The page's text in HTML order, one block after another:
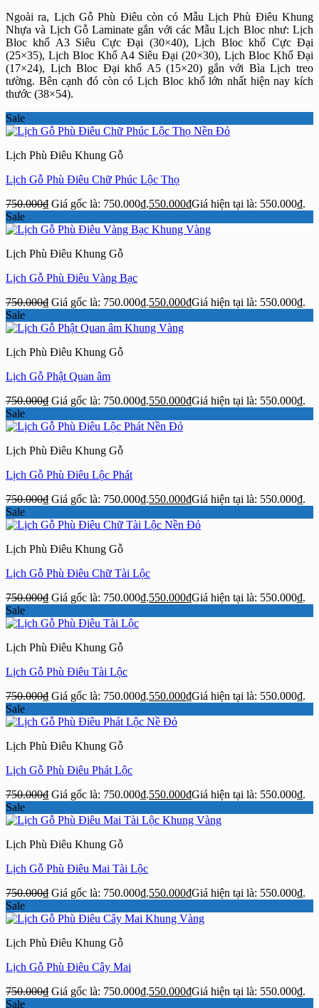
Ngoài ra, Lịch Gỗ Phù Điêu còn có Mẫu Lịch Phù Điêu Khung
Nhựa và Lịch Gỗ Laminate gắn với các Mẫu Lịch Bloc như: Lịch
Bloc khổ A3 Siêu Cực Đại (30×40), Lịch Bloc khổ Cực Đại
(25×35), Lịch Bloc Khổ A4 Siêu Đại (20×30), Lịch Bloc Khổ Đại
(17×24), Lịch Bloc Đại khổ A5 (15×20) gắn với Bìa Lịch treo
tường. Bên cạnh đó còn có Lịch Bloc khổ lớn nhất hiện nay kích
thước (38×54).
Sale
Lịch Phù Điêu Khung Gỗ
Lịch Gỗ Phù Điêu Chữ Phúc Lộc Thọ
750.000₫ Giá gốc là: 750.000₫.550.000₫Giá hiện tại là: 550.000₫.
Sale
Lịch Phù Điêu Khung Gỗ
Lịch Gỗ Phù Điêu Vàng Bạc
750.000₫ Giá gốc là: 750.000₫.550.000₫Giá hiện tại là: 550.000₫.
Sale
Lịch Phù Điêu Khung Gỗ
Lịch Gỗ Phật Quan âm
750.000₫ Giá gốc là: 750.000₫.550.000₫Giá hiện tại là: 550.000₫.
Sale
Lịch Phù Điêu Khung Gỗ
Lịch Gỗ Phù Điêu Lộc Phát
750.000₫ Giá gốc là: 750.000₫.550.000₫Giá hiện tại là: 550.000₫.
Sale
Lịch Phù Điêu Khung Gỗ
Lịch Gỗ Phù Điêu Chữ Tài Lộc
750.000₫ Giá gốc là: 750.000₫.550.000₫Giá hiện tại là: 550.000₫.
Sale
Lịch Phù Điêu Khung Gỗ
Lịch Gỗ Phù Điêu Tài Lộc
750.000₫ Giá gốc là: 750.000₫.550.000₫Giá hiện tại là: 550.000₫.
Sale
Lịch Phù Điêu Khung Gỗ
Lịch Gỗ Phù Điêu Phát Lộc
750.000₫ Giá gốc là: 750.000₫.550.000₫Giá hiện tại là: 550.000₫.
Sale
Lịch Phù Điêu Khung Gỗ
Lịch Gỗ Phù Điêu Mai Tài Lộc
750.000₫ Giá gốc là: 750.000₫.550.000₫Giá hiện tại là: 550.000₫.
Sale
Lịch Phù Điêu Khung Gỗ
Lịch Gỗ Phù Điêu Cây Mai
750.000₫ Giá gốc là: 750.000₫.550.000₫Giá hiện tại là: 550.000₫.
Sale